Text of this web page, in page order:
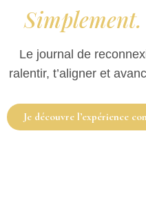
Le journal de
ralentir, t’aligner et
Je découvre l’expérience